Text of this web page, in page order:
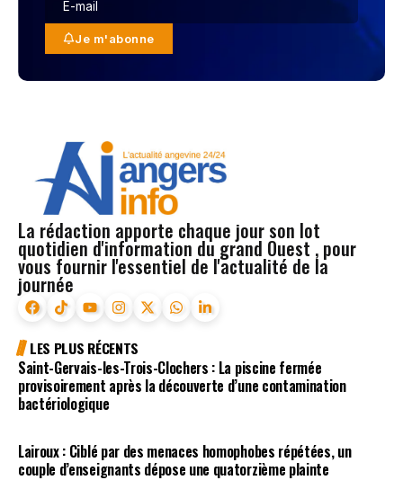
Je m'abonne
La rédaction apporte chaque jour son lot
quotidien d'information du grand Ouest , pour
vous fournir l'essentiel de l'actualité de la
journée
LES PLUS RÉCENTS
Saint-Gervais-les-Trois-Clochers : La piscine fermée
provisoirement après la découverte d’une contamination
bactériologique
Lairoux : Ciblé par des menaces homophobes répétées, un
couple d’enseignants dépose une quatorzième plainte